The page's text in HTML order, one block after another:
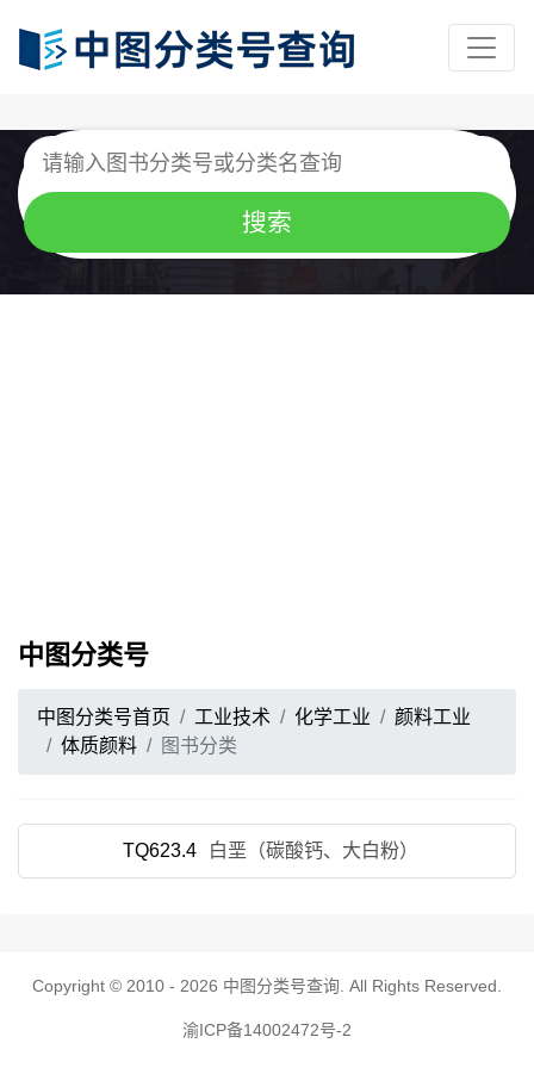
中图分类号
中图分类号首页 工业技术 化学工业
颜料工业
体质颜料
图书分类
TQ623.4 白垩（碳酸钙、大白粉）
Copyright © 2010 - 2026 中图分类号查询 . All Rights Reserved.
渝ICP备14002472号-2